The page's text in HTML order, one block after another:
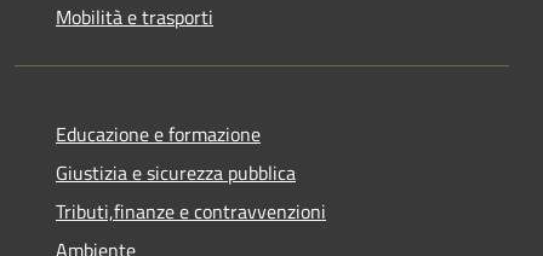
Mobilità e trasporti
Educazione e formazione
Giustizia e sicurezza pubblica
Tributi,finanze e contravvenzioni
Ambiente